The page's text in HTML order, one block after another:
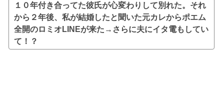
１０年付き合ってた彼氏が心変わりして別れた。それ
から２年後、私が結婚したと聞いた元カレからポエム
全開のロミオLINEが来た→さらに夫にイタ電もしてい
て！？